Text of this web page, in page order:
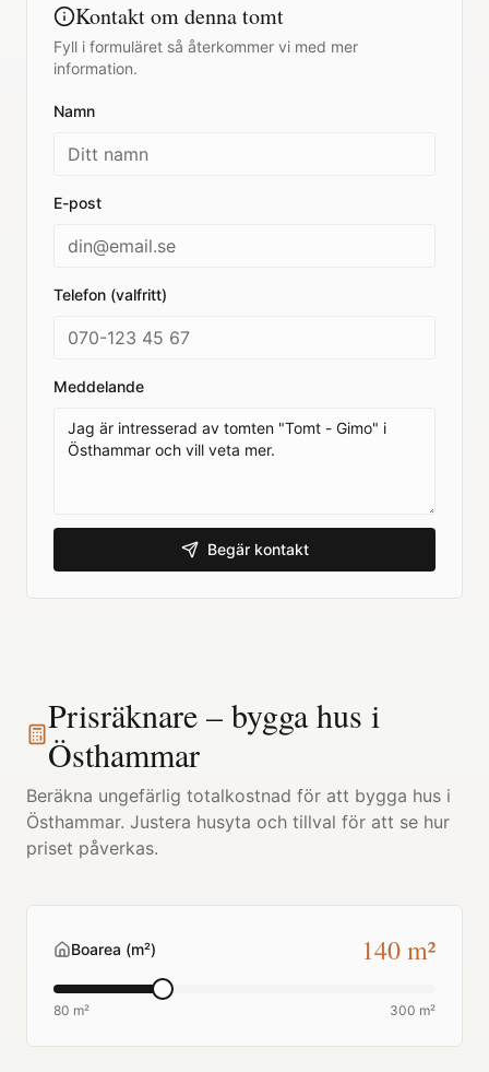
Kontakt om denna tomt
Fyll i formuläret så återkommer vi med mer
information.
Namn
E-post
Telefon (valfritt)
Meddelande
Begär kontakt
Prisräknare – bygga hus i
Östhammar
Beräkna ungefärlig totalkostnad för att bygga hus i
Östhammar. Justera husyta och tillval för att se hur
priset påverkas.
Boarea (m²) 140m²
80 m² 300 m²